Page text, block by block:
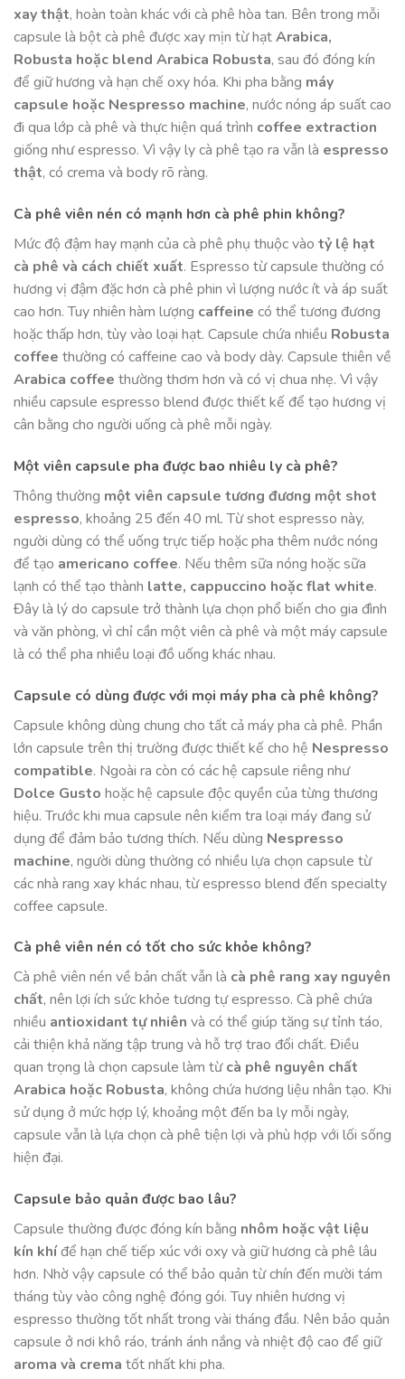
xay thật, hoàn toàn khác với cà phê hòa tan. Bên trong mỗi
capsule là bột cà phê được xay mịn từ hạtArabica,
Robusta hoặc blend Arabica Robusta, sau đó đóng kín
để giữ hương và hạn chế oxy hóa. Khi pha bằng máy
capsule hoặc Nespresso machine, nước nóng áp suất cao
đi qua lớp cà phê và thực hiện quá trình coffee extraction
giống như espresso. Vì vậy ly cà phê tạo ra vẫn là espresso
thật, có crema và body rõ ràng.
Cà phê viên nén có mạnh hơn cà phê phin không?
Mức độ đậm hay mạnh của cà phê phụ thuộc vào tỷ lệ hạt
cà phê và cách chiết xuất. Espresso từ capsule thường có
hương vị đậm đặc hơn cà phê phin vì lượng nước ít và áp suất
cao hơn. Tuy nhiên hàm lượng caffeine có thể tương đương
hoặc thấp hơn, tùy vào loại hạt. Capsule chứa nhiều Robusta
coffee thường có caffeine cao và body dày. Capsule thiên về
Arabica coffee thường thơm hơn và có vị chua nhẹ. Vì vậy
nhiều capsule espresso blend được thiết kế để tạo hương vị
cân bằng cho người uống cà phê mỗi ngày.
Một viên capsule pha được bao nhiêu ly cà phê?
Thông thường một viên capsule tương đương một shot
espresso, khoảng 25 đến 40 ml. Từ shot espresso này,
người dùng có thể uống trực tiếp hoặc pha thêm nước nóng
để tạo americano coffee. Nếu thêm sữa nóng hoặc sữa
lạnh có thể tạo thành latte, cappuccino hoặc flat white.
Đây là lý do capsule trở thành lựa chọn phổ biến cho gia đình
và văn phòng, vì chỉ cần một viên cà phê và một máy capsule
là có thể pha nhiều loại đồ uống khác nhau.
Capsule có dùng được với mọi máy pha cà phê không?
Capsule không dùng chung cho tất cả máy pha cà phê. Phần
lớn capsule trên thị trường được thiết kế cho hệ Nespresso
compatible. Ngoài ra còn có các hệ capsule riêng như
Dolce Gusto hoặc hệ capsule độc quyền của từng thương
hiệu. Trước khi mua capsule nên kiểm tra loại máy đang sử
dụng để đảm bảo tương thích. Nếu dùng Nespresso
machine, người dùng thường có nhiều lựa chọn capsule từ
các nhà rang xay khác nhau, từ espresso blend đến specialty
coffee capsule.
Cà phê viên nén có tốt cho sức khỏe không?
Cà phê viên nén về bản chất vẫn là cà phê rang xay nguyên
chất, nên lợi ích sức khỏe tương tự espresso. Cà phê chứa
nhiều antioxidant tự nhiên và có thể giúp tăng sự tỉnh táo,
cải thiện khả năng tập trung và hỗ trợ trao đổi chất. Điều
quan trọng là chọn capsule làm từcà phê nguyên chất
Arabica hoặc Robusta, không chứa hương liệu nhân tạo. Khi
sử dụng ở mức hợp lý, khoảng một đến ba ly mỗi ngày,
capsule vẫn là lựa chọn cà phê tiện lợi và phù hợp với lối sống
hiện đại.
Capsule bảo quản được bao lâu?
Capsule thường được đóng kín bằng nhôm hoặc vật liệu
kín khíđể hạn chế tiếp xúc với oxy và giữ hương cà phê lâu
hơn. Nhờ vậy capsule có thể bảo quản từ chín đến mười tám
tháng tùy vào công nghệ đóng gói. Tuy nhiên hương vị
espresso thường tốt nhất trong vài tháng đầu. Nên bảo quản
capsule ở nơi khô ráo, tránh ánh nắng và nhiệt độ cao để giữ
aroma và crema tốt nhất khi pha.